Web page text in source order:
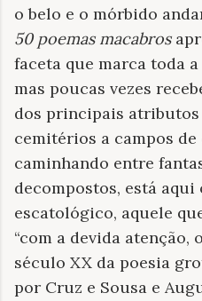
o belo e o mórbido
50 poemas macabros
faceta que marca toda
mas poucas vezes
dos principais atributos
cemitérios a campos
caminhando entre
decompostos, está
escatológico, aquele
“com a devida
século XX da poesia
por Cruz e Sousa e